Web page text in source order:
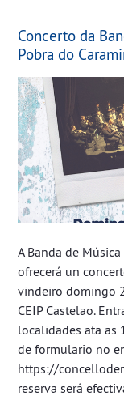
Concerto da
Pobra do
A Banda de
ofrecerá un
vindeiro domingo
CEIP Castelao.
localidades ata as
de formulario no
https://
reserva será